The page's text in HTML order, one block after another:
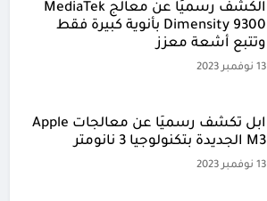
الكشف رسميًا عن معالج MediaTek
Dimensity 9300 بأنوية كبيرة فقط
وتتبع أشعة معزز
13 نوفمبر 2023
آبل تكشف رسميًا عن معالجات Apple
M3 الجديدة بتكنولوجيا 3 نانومتر
13 نوفمبر 2023